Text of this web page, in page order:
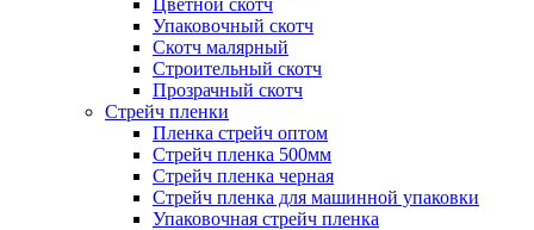
Цветной скотч
Упаковочный скотч
Скотч малярный
Строительный скотч
Прозрачный скотч
Стрейч пленки
Пленка стрейч оптом
Стрейч пленка 500мм
Стрейч пленка черная
Стрейч пленка для машинной упаковки
Упаковочная стрейч пленка